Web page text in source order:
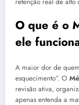
O que é o
ele
A maior dor de
esquecimento”. O
revisão ativa,
apenas entenda a